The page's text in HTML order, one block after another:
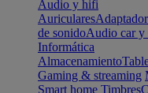
Audio y hifi
Auriculares
de sonidoAudio car y
Informática
Almacenamiento
Gaming & streaming
Smart home Timbres